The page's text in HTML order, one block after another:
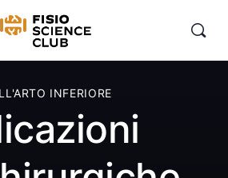
INFERIORE